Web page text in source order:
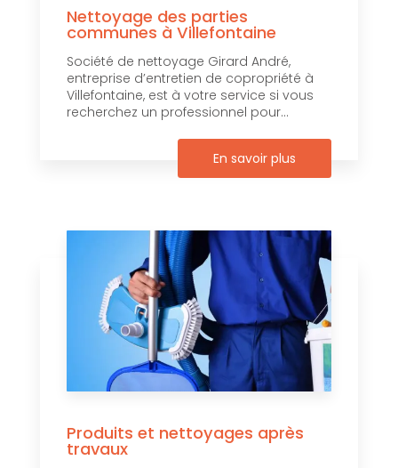
Nettoyage des parties
communes à Villefontaine
Société de nettoyage Girard André,
entreprise d’entretien de copropriété à
Villefontaine, est à votre service si vous
recherchez un professionnel pour...
En savoir plus
Produits et nettoyages après
travaux